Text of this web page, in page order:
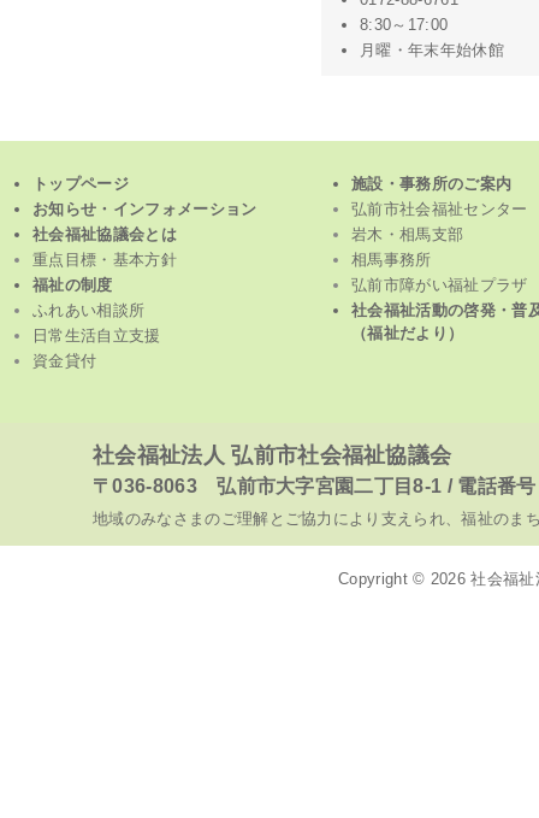
8:30～17:00
月曜・年末年始休館
トップページ
お知らせ・インフォメーション
社会福祉協議会とは
重点目標・基本方針
福祉の制度
ふれあい相談所
日常生活自立支援
資金貸付
施設・事務所のご案内
弘前市社会福祉センター
岩木・相馬支部
相馬事務所
弘前市障がい福祉プラザ
社会福祉活動の啓発・普
（福祉だより）
社会福祉法人 弘前市社会福祉協議会
〒036-8063 弘前市大字宮園二丁目8-1 / 電話番
地域のみなさまのご理解とご協力により支えられ、福祉のま
Copyright © 2026社会福